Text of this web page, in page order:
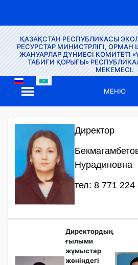
ҚАЗАҚСТАН РЕСПУБЛИКАСЫ
РЕСУРСТАР МИНИСТРЛІГІ,
ЖАНУАРЛАР ДҮНИЕСІ КОМИТЕТІ
ТАБИҒИ ҚОРЫҒЫ»
МЕКЕМЕСІ.
МЕНЮ
Директор
Нурадиновна
тел: 8 771 224
Директордың
ғылыми
жұмыстар
жөніндегі